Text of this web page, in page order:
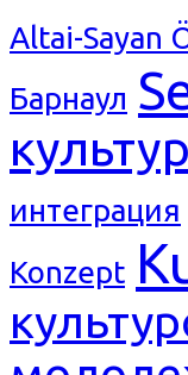
Altai-Sayan
Барнаул
культур
интеграция
Konzept